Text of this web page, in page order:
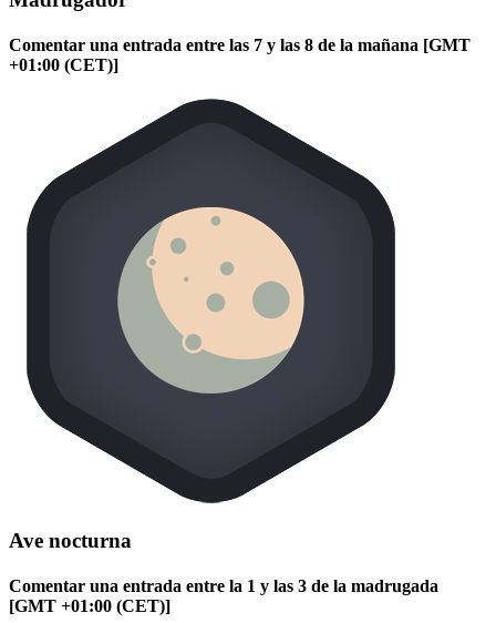
Comentar una entrada entre las 7 y las 8 de la mañana [GMT
+01:00 (CET)]
Ave nocturna
Comentar una entrada entre la 1 y las 3 de la madrugada
[GMT +01:00 (CET)]